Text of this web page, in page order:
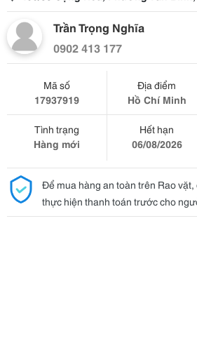
Trần Trọng Nghĩa
0902 413 177
Mã số
17937919
Địa điểm
Hồ Chí Minh
Tình trạng
Hàng mới
Hết hạn
06/08/2026
Để mua hàng an toàn trên Rao
thực hiện thanh toán trước cho